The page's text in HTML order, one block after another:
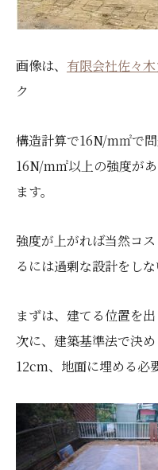
画像は、 有限会社佐々
ク
構造計算で16N/m㎡で
16N/m㎡以上の強度が
ます。
強度が上がれば当然コ
るには過剰な設計をしな
まずは、建てる位置を出
次に、建築基準法で決
12cm、地面に埋める必